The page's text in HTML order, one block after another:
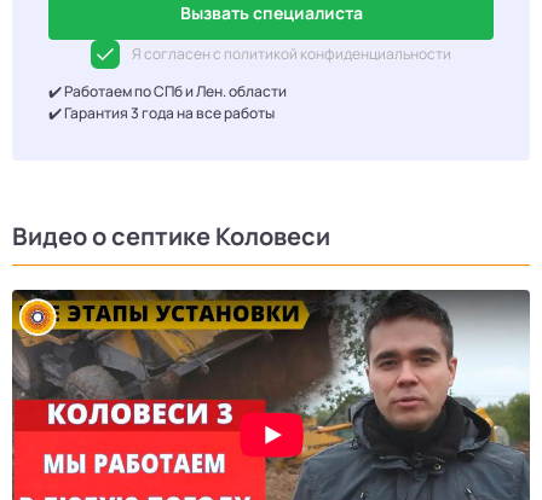
Вызвать специалиста
Я согласен с политикой конфиденциальности
✔️ Работаем по СПб и Лен. области
✔️ Гарантия 3 года на все работы
Видео о септике Коловеси